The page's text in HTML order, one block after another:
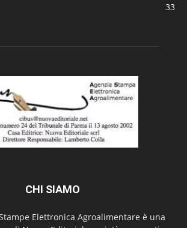
33
CHI SIAMO
Elettronica Agroalimentare è una